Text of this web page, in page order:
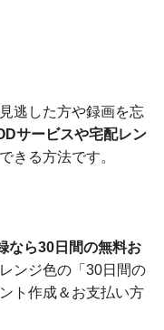
逃した方や録画を忘
サービスや宅配レン
きる方法です。
なら30日間の無料お
ンジ色の「30日間の
ト作成＆お支払い方